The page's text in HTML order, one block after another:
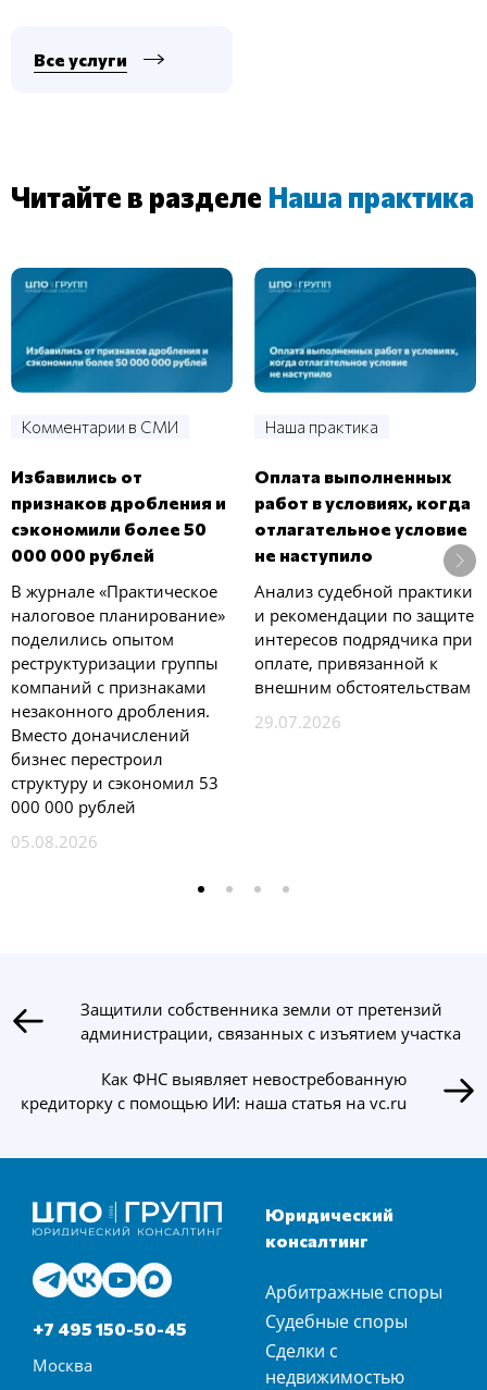
Все услуги
Читайте в разделе Наша практика
Комментарии в СМИ
Избавились от
признаков дробления и
сэкономили более 50
000 000 рублей
В журнале «Практическое
налоговое планирование»
поделились опытом
реструктуризации группы
компаний с признаками
незаконного дробления.
Вместо доначислений
бизнес перестроил
структуру и сэкономил 53
000 000 рублей
05.08.2026
Наша практика
Оплата выполненных
работ в условиях, когда
отлагательное условие
не наступило
Анализ судебной практики
и рекомендации по защите
интересов подрядчика при
оплате, привязанной к
внешним обстоятельствам
29.07.2026
Защитили собственника земли от претензий
администрации, связанных с изъятием участка
Как ФНС выявляет невостребованную
кредиторку с помощью ИИ: наша статья на vc.ru
+7 495 150-50-45
Москва
Юридический
консалтинг
Арбитражные споры
Судебные споры
Сделки с
недвижимостью